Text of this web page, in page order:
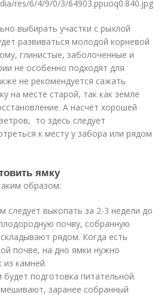
res/6/4/9/0/3/64903.ppuoq0.840.jpg
выбирать участки с рыхлой
развиваться молодой корневой
глинистые, заболоченные и
не особенно подходят для
не рекомендуется сажать
на месте старой, так как земле
А насчёт хорошей
то здесь следует
к месту у забора или рядом
ямку
образом:
следует выкопать за 2-3 недели до
почву, собранную
рядом. Когда есть
почве, на дно ямки нужно
камней.
подготовка питательной
заранее собранный